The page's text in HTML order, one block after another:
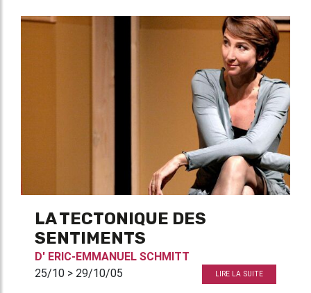
LA TECTONIQUE DES
SENTIMENTS
D' ERIC-EMMANUEL SCHMITT
25/10 > 29/10/05
LIRE LA SUITE